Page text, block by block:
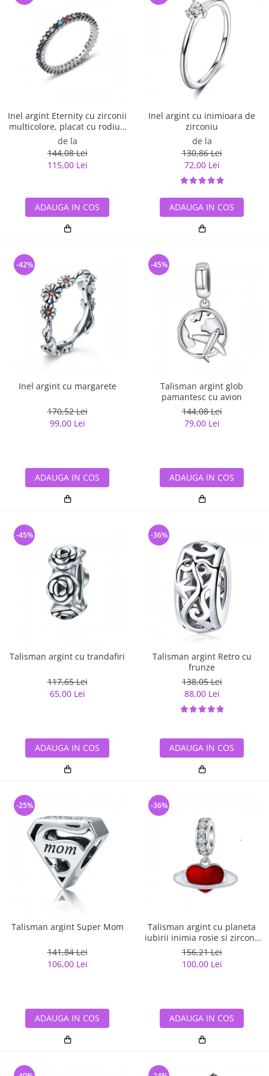
Inel argint Eternity cu zirconii
multicolore, placat cu rodiu -
ITU0229
de la
144,08 Lei
115,00 Lei
ADAUGA IN COS
Inel argint cu inimioara de
zirconiu
de la
130,86 Lei
72,00 Lei
ADAUGA IN COS
Inel argint cu margarete
170,52 Lei
99,00 Lei
-42%
ADAUGA IN COS
Talisman argint glob
pamantesc cu avion
144,08 Lei
79,00 Lei
-45%
ADAUGA IN COS
Talisman argint cu trandafiri
117,65 Lei
65,00 Lei
-45%
ADAUGA IN COS
Talisman argint Retro cu
frunze
138,05 Lei
88,00 Lei
-36%
ADAUGA IN COS
Talisman argint Super Mom
141,84 Lei
106,00 Lei
-25%
ADAUGA IN COS
Talisman argint cu planeta
iubirii inimia rosie si zirconii
albe
156,21 Lei
100,00 Lei
-36%
ADAUGA IN COS